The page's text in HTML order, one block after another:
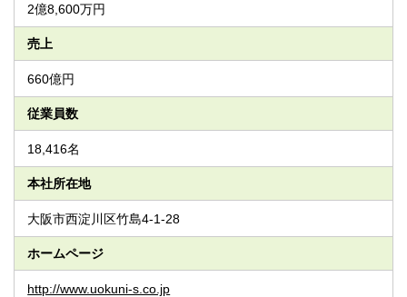
2億8,600万円
売上
660億円
従業員数
18,416名
本社所在地
大阪市西淀川区竹島4-1-28
ホームページ
http://www.uokuni-s.co.jp